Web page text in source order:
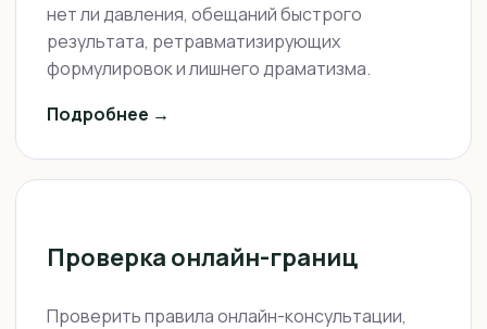
нет ли давления, обещаний быстрого
результата, ретравматизирующих
формулировок и лишнего драматизма.
Подробнее →
Проверка онлайн-границ
Проверить правила онлайн-консультации,